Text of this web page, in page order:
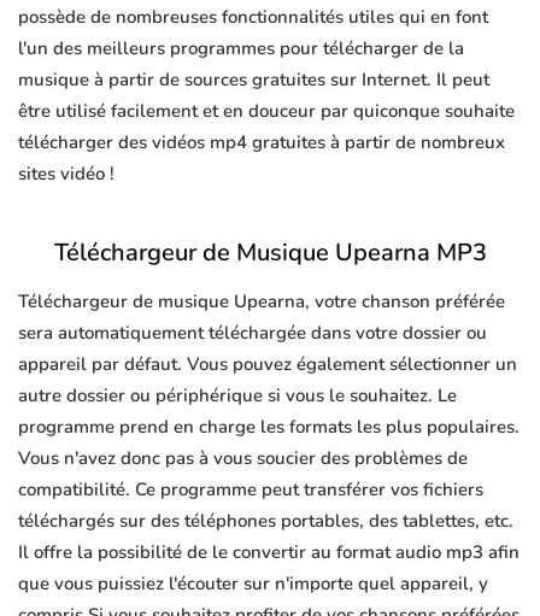
possède de nombreuses fonctionnalités utiles qui en font
l'un des meilleurs programmes pour télécharger de la
musique à partir de sources gratuites sur Internet. Il peut
être utilisé facilement et en douceur par quiconque souhaite
télécharger des vidéos mp4 gratuites à partir de nombreux
sites vidéo !
Téléchargeur de Musique Upearna MP3
Téléchargeur de musique Upearna, votre chanson préférée
sera automatiquement téléchargée dans votre dossier ou
appareil par défaut. Vous pouvez également sélectionner un
autre dossier ou périphérique si vous le souhaitez. Le
programme prend en charge les formats les plus populaires.
Vous n'avez donc pas à vous soucier des problèmes de
compatibilité. Ce programme peut transférer vos fichiers
téléchargés sur des téléphones portables, des tablettes, etc.
Il offre la possibilité de le convertir au format audio mp3 afin
que vous puissiez l'écouter sur n'importe quel appareil, y